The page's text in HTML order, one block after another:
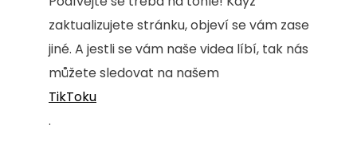
zaktualizujete stránku, objeví se vám zase
jiné. A jestli se vám naše videa líbí, tak nás
můžete sledovat na našem
TikToku
.